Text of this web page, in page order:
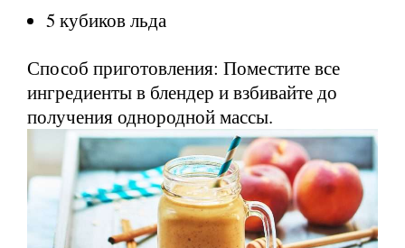
5 кубиков льда
Способ приготовления: Поместите все
ингредиенты в блендер и взбивайте до
получения однородной массы.